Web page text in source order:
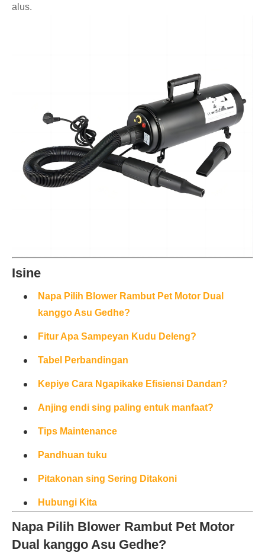
alus.
Isine
Napa Pilih Blower Rambut Pet Motor Dual
kanggo Asu Gedhe?
Fitur Apa Sampeyan Kudu Deleng?
Tabel Perbandingan
Kepiye Cara Ngapikake Efisiensi Dandan?
Anjing endi sing paling entuk manfaat?
Tips Maintenance
Pandhuan tuku
Pitakonan sing Sering Ditakoni
Hubungi Kita
Napa Pilih Blower Rambut Pet Motor
Dual kanggo Asu Gedhe?